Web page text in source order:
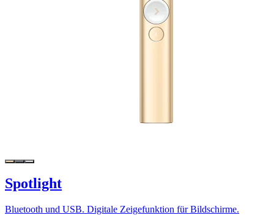
Spotlight
Bluetooth und USB. Digitale Zeigefunktion für Bildschirme.